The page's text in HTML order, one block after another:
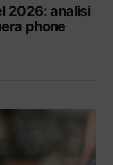
2026: analisi
phone